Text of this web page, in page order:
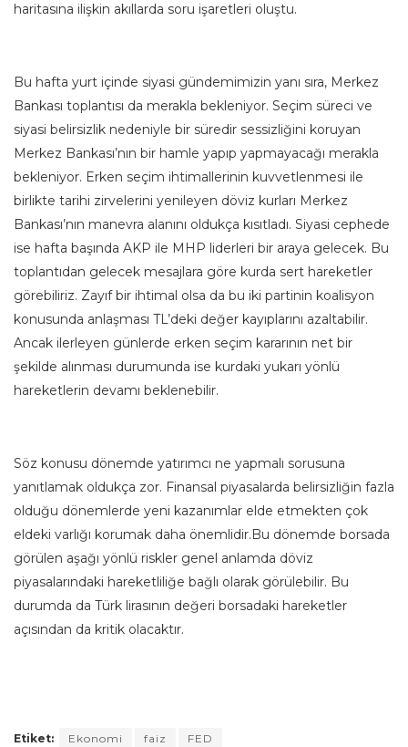
haritasına ilişkin akıllarda soru işaretleri oluştu.
Bu hafta yurt içinde siyasi gündemimizin yanı sıra, Merkez
Bankası toplantısı da merakla bekleniyor. Seçim süreci ve
siyasi belirsizlik nedeniyle bir süredir sessizliğini koruyan
Merkez Bankası’nın bir hamle yapıp yapmayacağı merakla
bekleniyor. Erken seçim ihtimallerinin kuvvetlenmesi ile
birlikte tarihi zirvelerini yenileyen döviz kurları Merkez
Bankası’nın manevra alanını oldukça kısıtladı. Siyasi cephede
ise hafta başında AKP ile MHP liderleri bir araya gelecek. Bu
toplantıdan gelecek mesajlara göre kurda sert hareketler
görebiliriz. Zayıf bir ihtimal olsa da bu iki partinin koalisyon
konusunda anlaşması TL’deki değer kayıplarını azaltabilir.
Ancak ilerleyen günlerde erken seçim kararının net bir
şekilde alınması durumunda ise kurdaki yukarı yönlü
hareketlerin devamı beklenebilir.
Söz konusu dönemde yatırımcı ne yapmalı sorusuna
yanıtlamak oldukça zor. Finansal piyasalarda belirsizliğin fazla
olduğu dönemlerde yeni kazanımlar elde etmekten çok
eldeki varlığı korumak daha önemlidir.Bu dönemde borsada
görülen aşağı yönlü riskler genel anlamda döviz
piyasalarındaki hareketliliğe bağlı olarak görülebilir. Bu
durumda da Türk lirasının değeri borsadaki hareketler
açısından da kritik olacaktır.
Etiket: Ekonomi faiz FED